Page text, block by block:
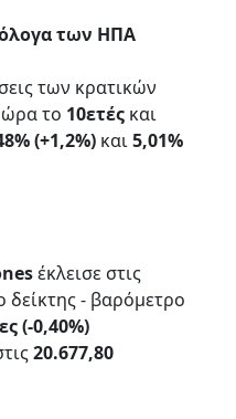
των ΗΠΑ
των κρατικών
το 10ετές και
(+1,2%) και5,01%
έκλεισε στις
δείκτης - βαρόμετρο
(-0,40%)
20.677,80